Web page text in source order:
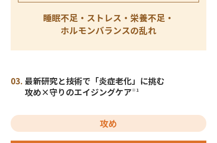
睡眠不足・ストレス・栄養不足・
ホルモンバランスの乱れ
03. 最新研究と技術で「炎症老化」に挑む
攻め×守りのエイジングケア※1
攻め